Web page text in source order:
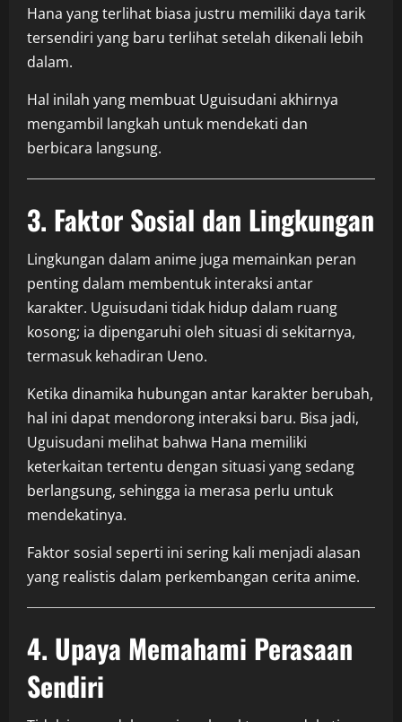
Hana yang terlihat biasa justru memiliki daya tarik
tersendiri yang baru terlihat setelah dikenali lebih
dalam.
Hal inilah yang membuat Uguisudani akhirnya
mengambil langkah untuk mendekati dan
berbicara langsung.
3. Faktor Sosial dan Lingkungan
Lingkungan dalam anime juga memainkan peran
penting dalam membentuk interaksi antar
karakter. Uguisudani tidak hidup dalam ruang
kosong; ia dipengaruhi oleh situasi di sekitarnya,
termasuk kehadiran Ueno.
Ketika dinamika hubungan antar karakter berubah,
hal ini dapat mendorong interaksi baru. Bisa jadi,
Uguisudani melihat bahwa Hana memiliki
keterkaitan tertentu dengan situasi yang sedang
berlangsung, sehingga ia merasa perlu untuk
mendekatinya.
Faktor sosial seperti ini sering kali menjadi alasan
yang realistis dalam perkembangan cerita anime.
4. Upaya Memahami Perasaan
Sendiri